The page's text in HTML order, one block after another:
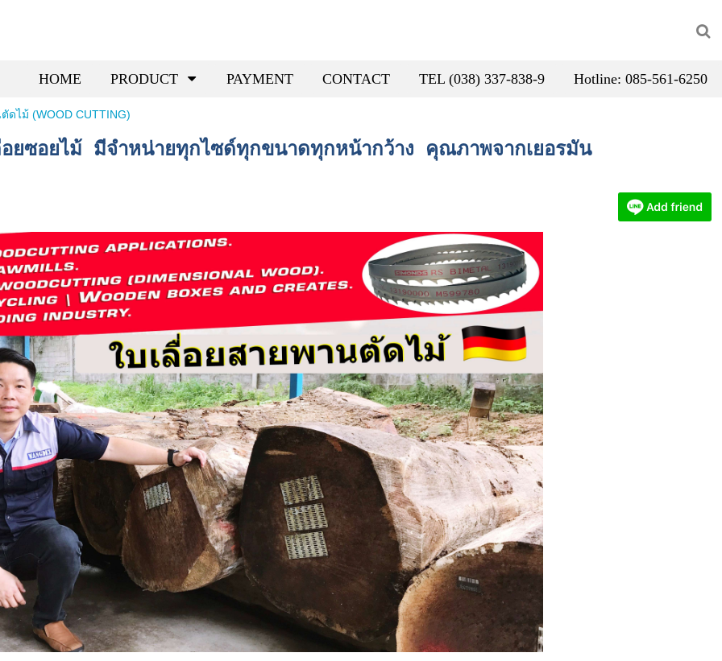
HOME PRODUCT PAYMENT CONTACT TEL (038) 337-838-9 Hotline: 085-561-6250
ดไม้ (WOOD CUTTING)
อยซอยไม้ มีจำหน่ายทุกไซด์ทุกขนาดทุกหน้ากว้าง คุณภาพจากเยอรมัน